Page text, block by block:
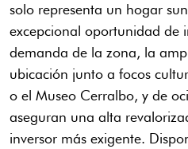
solo representa un hogar
excepcional oportunidad de
demanda de la zona, la
ubicación junto a focos
o el Museo Cerralbo, y de
aseguran una alta
inversor más exigente.